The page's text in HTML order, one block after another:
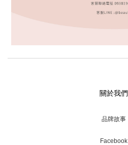
關於我們
品牌故事
Facebook